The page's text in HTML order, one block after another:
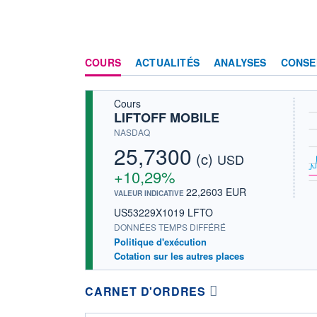
COURS ACTUALITÉS ANALYSES
Cours
LIFTOFF MOBILE
NASDAQ
25,7300 (c) USD
+10,29%
VALEUR INDICATIVE 22,2603 EUR
US53229X1019 LFTO
DONNÉES TEMPS DIFFÉRÉ
Politique d'exécution
Cotation sur les autres places
CARNET D'ORDRES